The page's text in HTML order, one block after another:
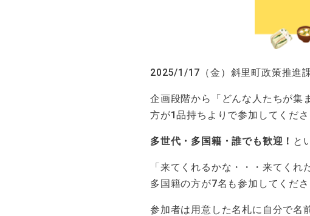
2025/1/17（金）斜里町政策推進
企画段階から「どんな人たちが集
方が1品持ちよりで参加してくださ
多世代・多国籍・誰でも歓迎！ と
「来てくれるかな・・・来てく
多国籍の方が7名も参加してくださ
参加者は用意した名札に自分で名